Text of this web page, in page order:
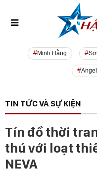
Minh Hằng
TIN TỨC VÀ SỰ KIỆN
Tín đồ thời
thú với loạt
NEVA